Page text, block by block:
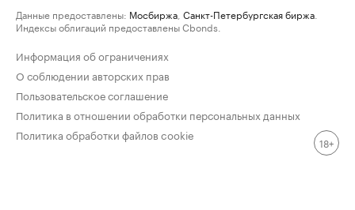
Данные предоставлены: Мосбиржа Санкт-Петербургская биржа
Индексы облигаций предоставлены Cbonds.
Информация об ограничениях
О соблюдении авторских прав
Пользовательское соглашение
Политика в отношении обработки персональных данных
Политика обработки файлов cookie
18+